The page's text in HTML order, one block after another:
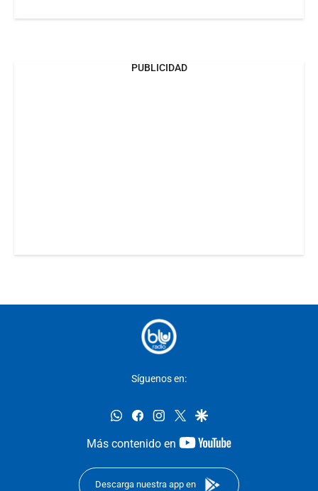
PUBLICIDAD
Síguenos en:
whatsappfacebookinstagram
twittergoogle
Más contenido en
youtube-
Descarga nuestra app en